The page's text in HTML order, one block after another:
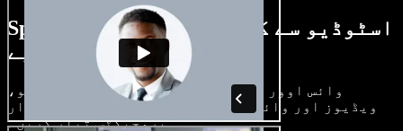
Speechify اسٹوڈیو سے کیا کچھ کر سکتے
ہیں، دیکھیے
وائس اوور بنائیں، رائلٹی فری امیجز، آڈیو،
ویڈیوز اور وائس کلون شامل کر کے بھرپور، شاندار
پروجیکٹس تیار کریں۔